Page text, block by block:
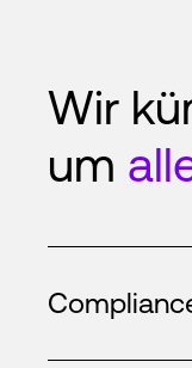
Wir
um